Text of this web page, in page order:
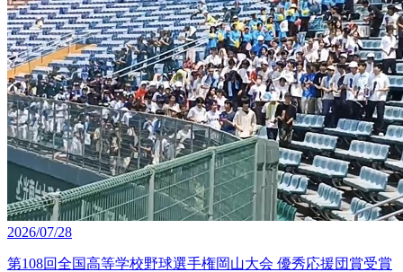
2026/07/28
第108回全国高等学校野球選手権岡山大会 優秀応援団賞受賞